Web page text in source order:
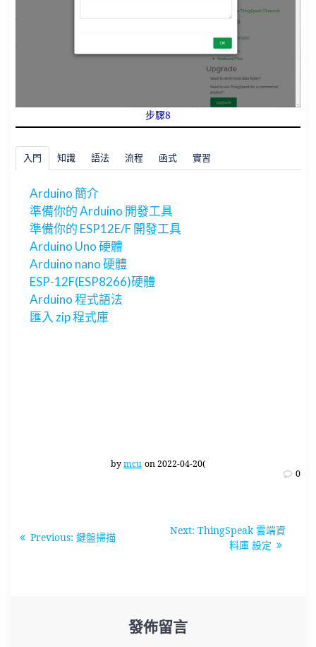
步驟8
入門 知識 語法 流程 函式 實習
Arduino 簡介
準備你的 Arduino 開發工具
準備你的 ESP12E/F 開發工具
Arduino Uno 硬體
Arduino nano 硬體
ESP-12F(ESP8266)硬體
Arduino 程式語法
匯入 zip 程式庫
bymcu on 2022-04-20(
0
Previous: Previous
鍵盤掃描
Next: Next
ThingSpeak 雲端資
料庫 設定
發佈留言